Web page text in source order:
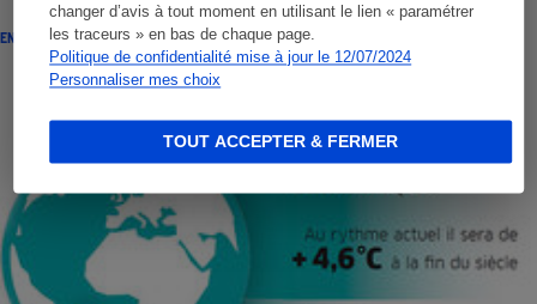
changer d’avis à tout moment en utilisant le lien « paramétrer
les traceurs » en bas de chaque page.
Politique de confidentialité mise à jour le 12/07/2024
Personnaliser mes choix
TOUT ACCEPTER & FERMER
ENQUÊTE